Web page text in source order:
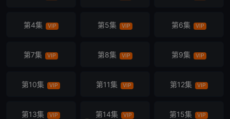
第4集 VIP 第5集 VIP 第6集 VIP
第7集 VIP 第8集 VIP 第9集 VIP
第10集 VIP 第11集 VIP 第12集 VIP
第13集 VIP 第14集 VIP 第15集 VIP